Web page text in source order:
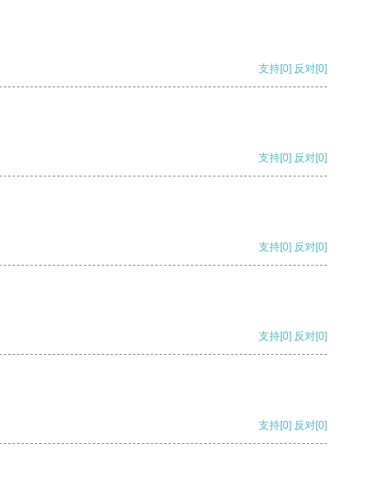
支持[0] 反对[0]
支持[0] 反对[0]
支持[0] 反对[0]
支持[0] 反对[0]
支持[0] 反对[0]